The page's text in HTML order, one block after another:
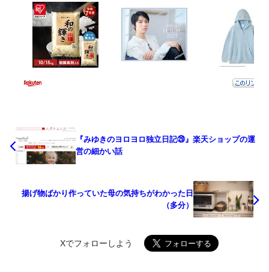
『みゆきのヨロヨロ独立日記㉙』楽天ショップの運
営の細かい話
揚げ物ばかり作っていた母の気持ちがわかった日
（多分）
Xでフォローしよう